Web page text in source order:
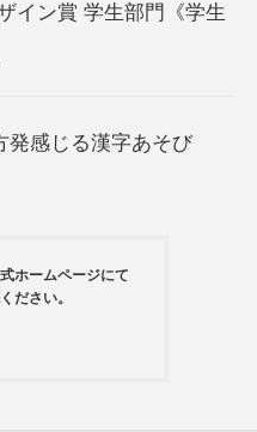
イン賞 学生部門《学生
発感じる漢字あそび
ホームページにて
ださい。